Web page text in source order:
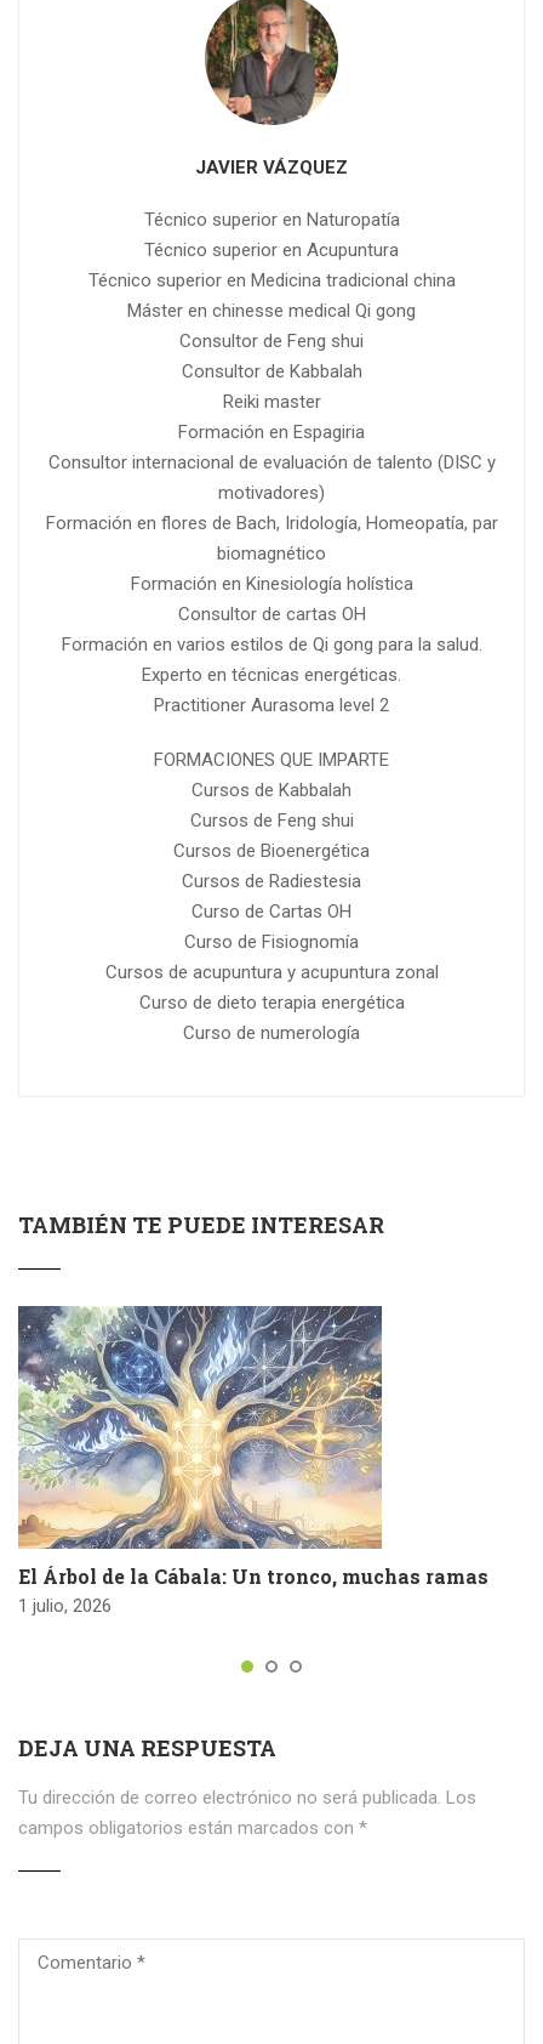
JAVIER VÁZQUEZ
Técnico superior en Naturopatía
Técnico superior en Acupuntura
Técnico superior en Medicina tradicional china
Máster en chinesse medical Qi gong
Consultor de Feng shui
Consultor de Kabbalah
Reiki master
Formación en Espagiria
Consultor internacional de evaluación de talento (DISC y
motivadores)
Formación en flores de Bach, Iridología, Homeopatía, par
biomagnético
Formación en Kinesiología holística
Consultor de cartas OH
Formación en varios estilos de Qi gong para la salud.
Experto en técnicas energéticas.
Practitioner Aurasoma level 2
FORMACIONES QUE IMPARTE
Cursos de Kabbalah
Cursos de Feng shui
Cursos de Bioenergética
Cursos de Radiestesia
Curso de Cartas OH
Curso de Fisiognomía
Cursos de acupuntura y acupuntura zonal
Curso de dieto terapia energética
Curso de numerología
TAMBIÉN TE PUEDE INTERESAR
El Árbol de la Cábala: Un tronco, muchas ramas
1 julio, 2026
DEJA UNA RESPUESTA
Tu dirección de correo electrónico no será publicada. Los
campos obligatorios están marcados con *